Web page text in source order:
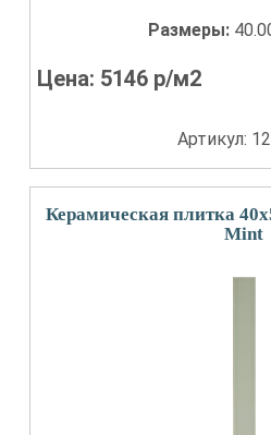
Размеры:
Цена: 5146 р/м2
Артикул:
Керамическая плитка
Mint